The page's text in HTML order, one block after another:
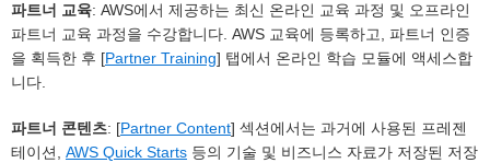
파트너 교육: AWS에서 제공하는 최신 온라인 교육 과정 및 오프라인
파트너 교육 과정을 수강합니다. AWS 교육에 등록하고, 파트너 인증
을 획득한 후 [Partner Training] 탭에서 온라인 학습 모듈에 액세스합
니다.
파트너 콘텐츠: [Partner Content] 섹션에서는 과거에 사용된 프레젠
테이션, AWS Quick Starts 등의 기술 및 비즈니스 자료가 저장된 저장